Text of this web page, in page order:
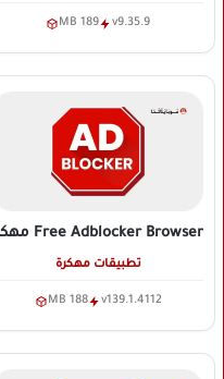
v9.35.9
189 MB
Free Adblocker Browser
تطبيقات مهكرة
v139.1.4112
188 MB